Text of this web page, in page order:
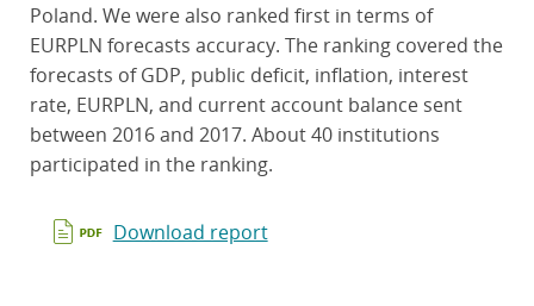
Poland. We were also ranked first in terms of
EURPLN forecasts accuracy. The ranking covered the
forecasts of GDP, public deficit, inflation, interest
rate, EURPLN, and current account balance sent
between 2016 and 2017. About 40 institutions
participated in the ranking.
Download report